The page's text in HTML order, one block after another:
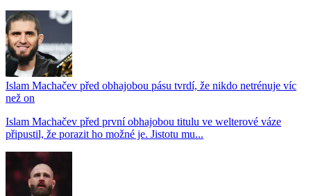
Islam Machačev před obhajobou pásu tvrdí, že nikdo netrénuje víc
než on
Islam Machačev před první obhajobou titulu ve welterové váze
připustil, že porazit ho možné je. Jistotu mu...